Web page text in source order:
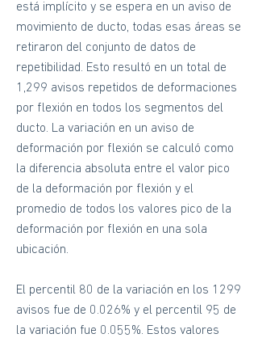
está implícito y se espera en un aviso de
movimiento de ducto, todas esas áreas se
retiraron del conjunto de datos de
repetibilidad. Esto resultó en un total de
1,299 avisos repetidos de deformaciones
por flexión en todos los segmentos del
ducto. La variación en un aviso de
deformación por flexión se calculó como
la diferencia absoluta entre el valor pico
de la deformación por flexión y el
promedio de todos los valores pico de la
deformación por flexión en una sola
ubicación.
El percentil 80 de la variación en los 1299
avisos fue de 0.026% y el percentil 95 de
la variación fue 0.055%. Estos valores